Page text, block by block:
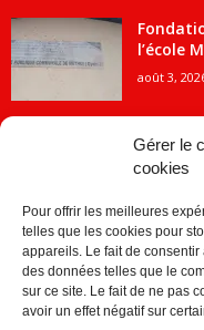
Gérer le
cookies
Pour offrir les meilleures
telles que les cookies pour
appareils. Le fait de
des données telles que le
sur ce site. Le fait de ne pas
avoir un effet négatif sur
l’école
août 3,
ACTUALITES
Economie
Société